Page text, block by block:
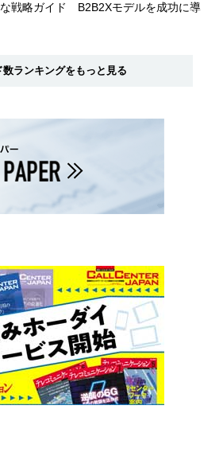
戦略ガイド B2B2Xモデルを成功に導
数ランキングをもっと見る